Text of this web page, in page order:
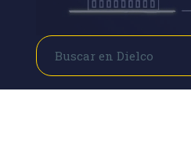
Buscar